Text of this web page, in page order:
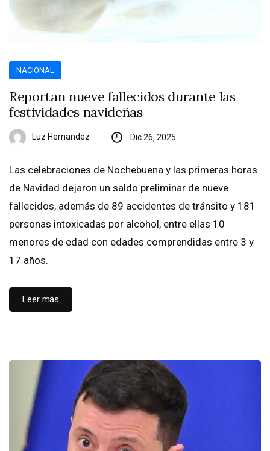
NACIONAL
Reportan nueve fallecidos durante las
festividades navideñas
Luz Hernandez Dic 26, 2025
Las celebraciones de Nochebuena y las primeras horas
de Navidad dejaron un saldo preliminar de nueve
fallecidos, además de 89 accidentes de tránsito y 181
personas intoxicadas por alcohol, entre ellas 10
menores de edad con edades comprendidas entre 3 y
17 años.
Leer más